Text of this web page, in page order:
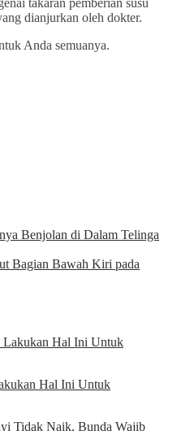
takaran pemberian susu
dianjurkan oleh dokter.
Anda semuanya.
Benjolan di Dalam Telinga
Bagian Bawah Kiri pada
Hal Ini Untuk